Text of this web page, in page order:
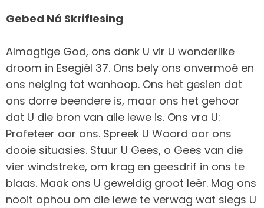
Gebed Ná Skriflesing
Almagtige God, ons dank U vir U wonderlike
droom in Esegiël 37. Ons bely ons onvermoë en
ons neiging tot wanhoop. Ons het gesien dat
ons dorre beendere is, maar ons het gehoor
dat U die bron van alle lewe is. Ons vra U:
Profeteer oor ons. Spreek U Woord oor ons
dooie situasies. Stuur U Gees, o Gees van die
vier windstreke, om krag en geesdrif in ons te
blaas. Maak ons U geweldig groot leër. Mag ons
nooit ophou om die lewe te verwag wat slegs U